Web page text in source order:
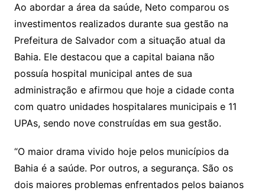
Ao abordar a área da saúde, Neto comparou os
investimentos realizados durante sua gestão na
Prefeitura de Salvador com a situação atual da
Bahia. Ele destacou que a capital baiana não
possuía hospital municipal antes de sua
administração e afirmou que hoje a cidade conta
com quatro unidades hospitalares municipais e 11
UPAs, sendo nove construídas em sua gestão.
“O maior drama vivido hoje pelos municípios da
Bahia é a saúde. Por outros, a segurança. São os
dois maiores problemas enfrentados pelos baianos